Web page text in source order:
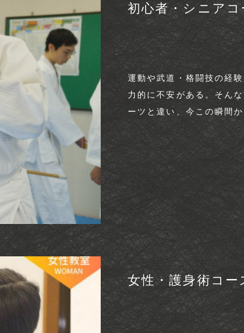
初心者・シニアコ
運動や武道・格闘技の経
力的に不安がある。そん
ーツと違い、今この瞬間
女性・護身術コー